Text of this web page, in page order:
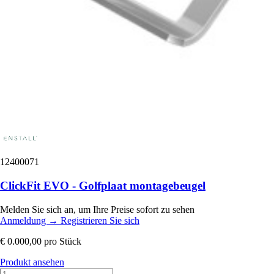
12400071
ClickFit EVO - Golfplaat montagebeugel
Melden Sie sich an, um Ihre Preise sofort zu sehen
Anmeldung → Registrieren Sie sich
€ 0.000,00 pro Stück
Produkt ansehen